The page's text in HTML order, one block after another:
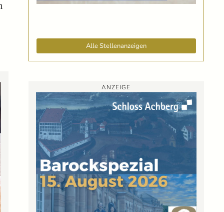
Alle Stellenanzeigen
ANZEIGE